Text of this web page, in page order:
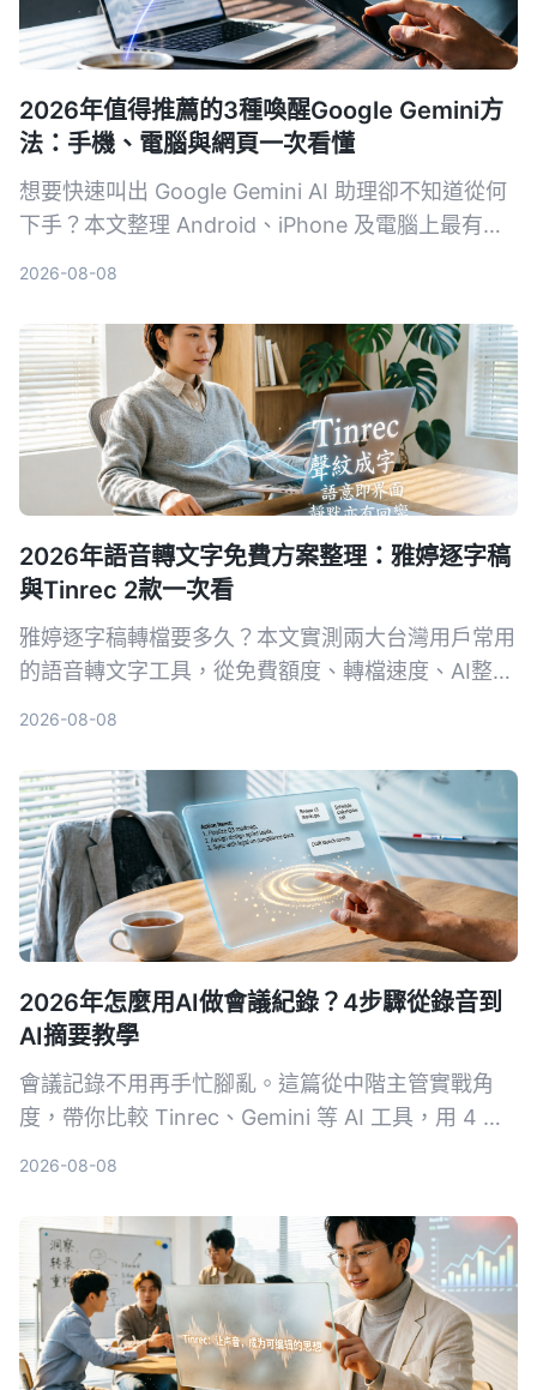
2026年值得推薦的3種喚醒Google Gemini方
法：手機、電腦與網頁一次看懂
想要快速叫出 Google Gemini AI 助理卻不知道從何
下手？本文整理 Android、iPhone 及電腦上最有效
2026-08-08
2026年語音轉文字免費方案整理：雅婷逐字稿
與Tinrec 2款一次看
雅婷逐字稿轉檔要多久？本文實測兩大台灣用戶常用
的語音轉文字工具，從免費額度、轉檔速度、AI整理
2026-08-08
2026年怎麼用AI做會議紀錄？4步驟從錄音到
AI摘要教學
會議記錄不用再手忙腳亂。這篇從中階主管實戰角
度，帶你比較 Tinrec、Gemini 等 AI 工具，用 4 步
2026-08-08